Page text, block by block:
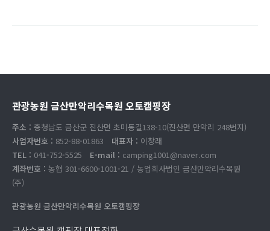
관광농원 금산만악리수목원 오토캠핑장
주소 : 충청남도 금산군 진산면 초미동길138-10(진산면 만악리 248번지)
사업자번호 : 852-88-01863 대표자 : 이창래
TEL : 041-752-5525 E-mail : camping1001@naver.com
계좌번호 : 농협 301-6600-1001-21 / 농업회사법인 금산만악리수목원
(주)
관광농원 금산만악리수목원 오토캠핑장